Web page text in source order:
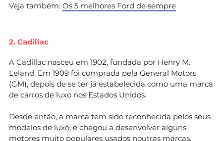
Veja também: Os 5 melhores Ford de sempre
2. Cadillac
A Cadillac nasceu em 1902, fundada por Henry M.
Leland. Em 1909 foi comprada pela General Motors
(GM), depois de se ter já estabelecida como uma marca
de carros de luxo nos Estados Unidos.
Desde então, a marca tem sido reconhecida pelos seus
modelos de luxo, e chegou a desenvolver alguns
motores muito populares usados noutras marcas.